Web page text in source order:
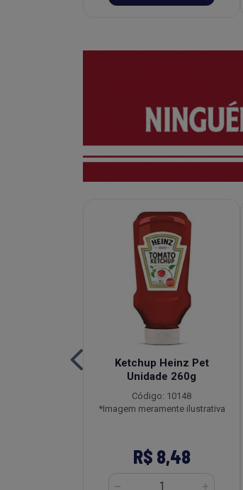
Ketchup Heinz Pet
Unidade 260g
Código: 10148
*Imagem meramente ilustrativa
R$ 8,48